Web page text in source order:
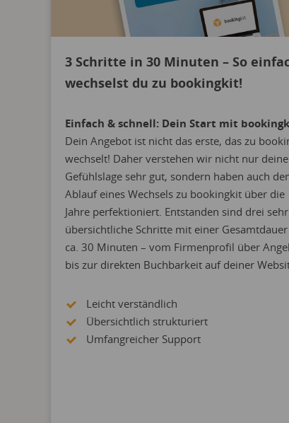
3 Schritte in 30 Minuten – So
wechselst du zu bookingkit!
Einfach & schnell: Dein Start mit
Dein Angebot ist nicht das erste, das zu
wechselt! Daher verstehen wir nicht nur deine
Gefühlslage sehr gut, sondern haben auch
Ablauf eines Wechsels zu bookingkit über die
Jahre perfektioniert. Entstanden sind drei sehr
übersichtliche Schritte mit einer
ca. 30 Minuten – vom Firmenprofil über
bis zur direkten Buchbarkeit auf deiner
Leicht verständlich
Übersichtlich strukturiert
Umfangreicher Support